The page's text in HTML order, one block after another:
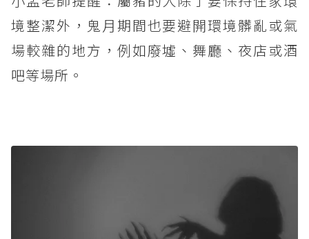
境整潔外，鬼月期間也要避開環境髒亂或氣
場較雜的地方，例如廢墟、舞廳、夜店或酒
吧等場所。